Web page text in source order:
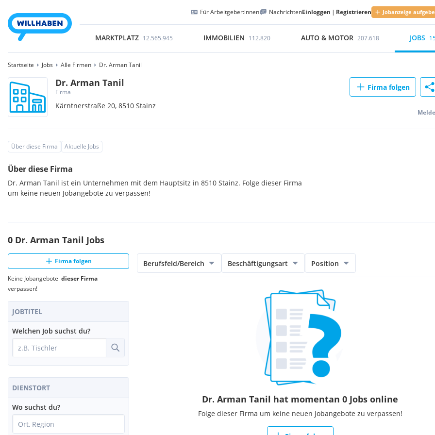
Für Arbeitgeber:innen NachrichtenEinloggen | Registrieren Jobanzeige
MARKTPLATZ 12.565.945 IMMOBILIEN 112.820 AUTO & MOTOR 207.618 JOBS
Startseite Jobs Alle Firmen Dr. Arman Tanil
Dr. Arman Tanil
Firma
Kärntnerstraße 20,8510Stainz
Firma folgen
Über diese Firma Aktuelle Jobs
Über diese Firma
Dr. Arman Tanil ist ein Unternehmen mit dem Hauptsitz in 8510 Stainz. Folge dieser Firma
um keine neuen Jobangebote zu verpassen!
0 Dr. Arman Tanil Jobs
Firma folgen
Keine Jobangebote dieser Firma
verpassen!
JOBTITEL
Welchen Job suchst du?
DIENSTORT
Wo suchst du?
Berufsfeld/Bereich Beschäftigungsart Position
Dr. Arman Tanil hat momentan 0 Jobs online
Folge dieser Firma um keine neuen Jobangebote zu verpassen!